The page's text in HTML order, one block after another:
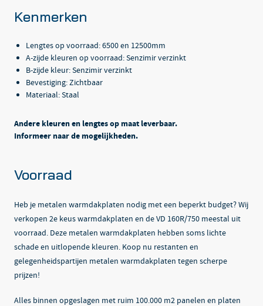
Kenmerken
Lengtes op voorraad: 6500 en 12500mm
A-zijde kleuren op voorraad: Senzimir verzinkt
B-zijde kleur: Senzimir verzinkt
Bevestiging: Zichtbaar
Materiaal: Staal
Andere kleuren en lengtes op maat leverbaar.
Informeer naar de mogelijkheden.
Voorraad
Heb je metalen warmdakplaten nodig met een beperkt budget? Wij
verkopen 2e keus warmdakplaten en de VD 160R/750 meestal uit
voorraad. Deze metalen warmdakplaten hebben soms lichte
schade en uitlopende kleuren. Koop nu restanten en
gelegenheidspartijen metalen warmdakplaten tegen scherpe
prijzen!
Alles binnen opgeslagen met ruim 100.000 m2 panelen en platen